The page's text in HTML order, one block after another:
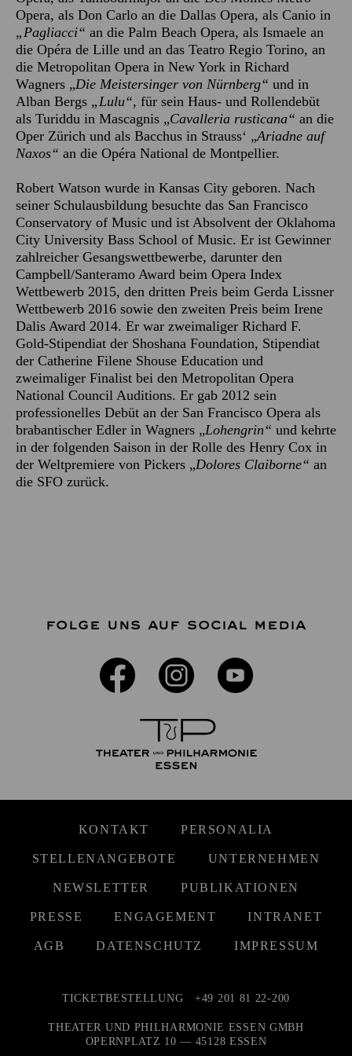
Opera, als Don Carlo an die Dallas Opera, als Canio in
„Pagliacci“ an die Palm Beach Opera, als Ismaele an
die Opéra de Lille und an das Teatro Regio Torino, an
die Metropolitan Opera in New York in Richard
Wagners „Die Meistersinger von Nürnberg“ und in
Alban Bergs „Lulu“, für sein Haus- und Rollendebüt
als Turiddu in Mascagnis „Cavalleria rusticana“ an die
Oper Zürich und als Bacchus in Strauss‘ „Ariadne auf
Naxos“ an die Opéra National de Montpellier.
Robert Watson wurde in Kansas City geboren. Nach
seiner Schulausbildung besuchte das San Francisco
Conservatory of Music und ist Absolvent der Oklahoma
City University Bass School of Music. Er ist Gewinner
zahlreicher Gesangswettbewerbe, darunter den
Campbell/Santeramo Award beim Opera Index
Wettbewerb 2015, den dritten Preis beim Gerda Lissner
Wettbewerb 2016 sowie den zweiten Preis beim Irene
Dalis Award 2014. Er war zweimaliger Richard F.
Gold-Stipendiat der Shoshana Foundation, Stipendiat
der Catherine Filene Shouse Education und
zweimaliger Finalist bei den Metropolitan Opera
National Council Auditions. Er gab 2012 sein
professionelles Debüt an der San Francisco Opera als
brabantischer Edler in Wagners „Lohengrin“ und kehrte
in der folgenden Saison in der Rolle des Henry Cox in
der Weltpremiere von Pickers „Dolores Claiborne“ an
die SFO zurück.
FOLGE UNS AUF SOCIAL MEDIA
KONTAKT PERSONALIA
STELLENANGEBOTE UNTERNEHMEN
NEWSLETTER PUBLIKATIONEN
PRESSE ENGAGEMENT INTRANET
AGB DATENSCHUTZ IMPRESSUM
TICKETBESTELLUNG +49 201 81 22-200
THEATER UND PHILHARMONIE ESSEN GMBH
OPERNPLATZ 10 — 45128 ESSEN